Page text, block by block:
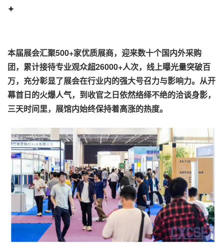
✦
本届展会汇聚500+家优质展商，迎来数十个国内外采购
团，累计接待专业观众超26000+人次，线上曝光量突破百
万，充分彰显了展会在行业内的强大号召力与影响力。从开
幕首日的火爆人气，到收官之日依然络绎不绝的洽谈身影，
三天时间里，展馆内始终保持着高涨的热度。